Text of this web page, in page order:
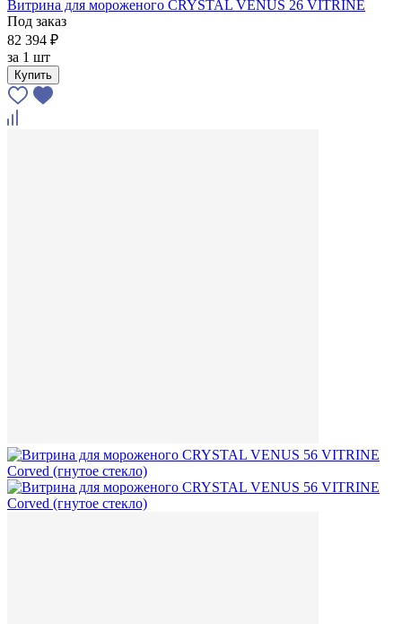
Витрина для мороженого CRYSTAL VENUS 26 VITRINE
Под заказ
82 394 ₽
за 1 шт
Купить